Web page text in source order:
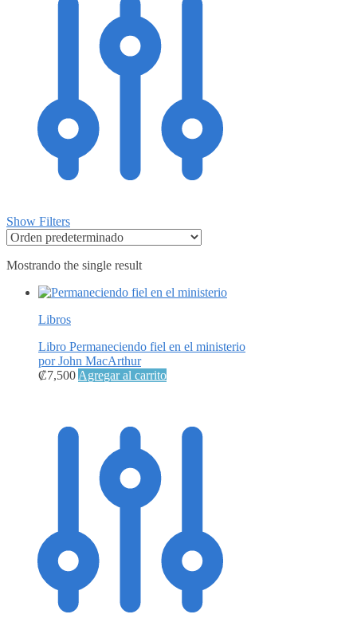
Show Filters
Mostrando the single result
Libros
Libro Permaneciendo fiel en el ministerio
por John MacArthur
₡7,500 Agregar al carrito